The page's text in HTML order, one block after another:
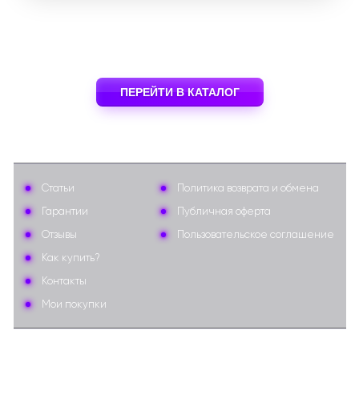
ПЕРЕЙТИ В КАТАЛОГ
Статьи
Гарантии
Отзывы
Как купить?
Контакты
Мои покупки
Политика возврата и обмена
Публичная оферта
Пользовательское соглашение